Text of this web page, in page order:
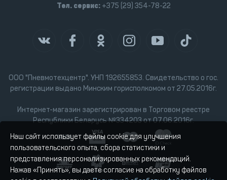
ООО "Пневмотехцентр". УНП 192655853. Свидетельство о гос.
регистрации выдано Минским горисполкомом от 27.05.2016г.
Интернет-магазин зарегистрирован в Торговом реестре
Республики Беларусь №334203 от 07.06.2016г.
Тел. сервис:+375 (29) 354-78-22
Наш сайт использует файлы cookie для улучшения
пользовательского опыта, сбора статистики и
представления персонализированных рекомендаций.
Нажав «Принять», вы даете согласие на обработку файлов